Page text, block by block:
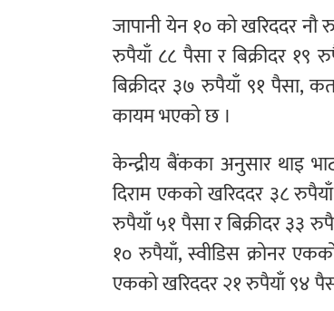
जापानी येन १० को खरिददर नौ
रुपैयाँ ८८ पैसा र बिक्रीदर
बिक्रीदर ३७ रुपैयाँ ९१ पैसा,
कायम भएको छ ।
केन्द्रीय बैंकका अनुसार थाइ
दिराम एकको खरिददर ३८
रुपैयाँ ५१ पैसा र बिक्रीदर ३३
१० रुपैयाँ, स्वीडिस क्रोनर
एकको खरिददर २१ रुपैयाँ ९४